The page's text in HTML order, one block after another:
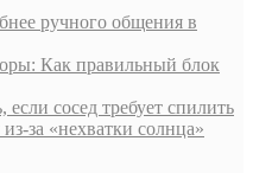
ручного общения в
Как правильный блок
если сосед требует спилить
за «нехватки солнца»